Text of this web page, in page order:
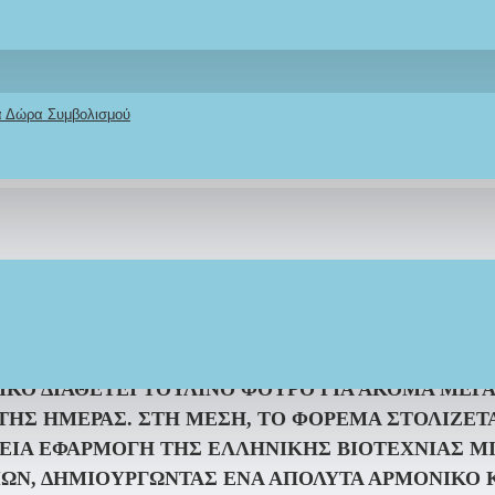
Δώρα Συμβολισμού
ΕΜΦΆΝΙΣΗ ΠΟΥ ΘΑ ΜΑΓΝΗΤΊΣΕΙ ΌΛΑ
ΓΚΛΊΤΕΡ, ΣΥΝΔΥΆΖΕΤΑΙ ΑΡΜΟΝΙΚΆ ΜΕ
ΔΙΑΘΈΤΕΙΤΟΎΛΙΝΟ ΦΟΥΡΌΓΙΑ ΑΚΌΜΑ
ΗΜΈΡΑΣ. ΣΤΗ ΜΈΣΗ, ΤΟ ΦΌΡΕΜΑ
ΕΦΑΡΜΟΓΉ ΤΗΣ ΕΛΛΗΝΙΚΉΣ ΒΙΟΤΕΧΝΊΑΣ MI
, ΔΗΜΙΟΥΡΓΏΝΤΑΣ ΈΝΑ ΑΠΌΛΥΤΑ ΑΡΜΟΝΙΚΌ